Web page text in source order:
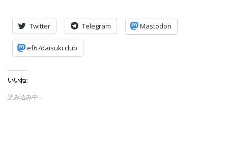
Twitter Telegram Mastodon
ef67daisuki.club
いいね:
読み込み中…